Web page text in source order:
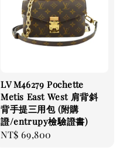
LV M46279 Pochette
Metis East West 肩背斜
背手提三用包 (附購
證/entrupy檢驗證書)
Regular
NT$ 69,800